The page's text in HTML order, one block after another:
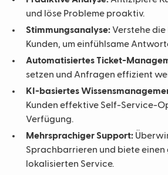
und löse Probleme proaktiv.
Stimmungsanalyse: Verstehe
Kunden, um einfühlsame
Automatisiertes Ticket-
setzen und Anfragen effizient
KI-basiertes
Kunden effektive Self-Service-
Verfügung.
Mehrsprachiger Support:
Sprachbarrieren und biete einen
lokalisierten Service.